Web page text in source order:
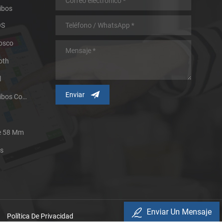
Impresora Térmica De Recibos Con Micropanel.
58 Mm
Política De Privacidad Enviar Un Mensaje